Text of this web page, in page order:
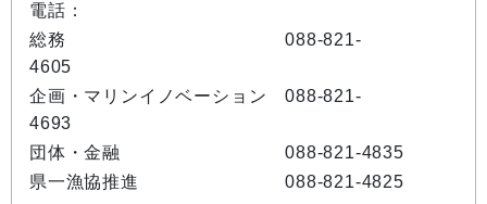
電話：
総務 088-821-
4605
企画・マリンイノベーション 088-821-
4693
団体・金融 088-821-4835
県一漁協推進 088-821-4825